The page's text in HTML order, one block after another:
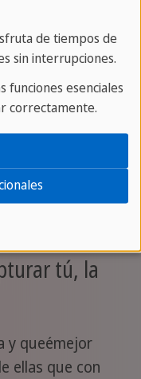
tú, la
y queémejor
ellas que con
de tiempos de
sin interrupciones.
funciones esenciales
correctamente.